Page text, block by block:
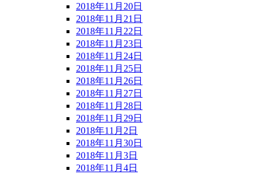
2018年11月20日
2018年11月21日
2018年11月22日
2018年11月23日
2018年11月24日
2018年11月25日
2018年11月26日
2018年11月27日
2018年11月28日
2018年11月29日
2018年11月2日
2018年11月30日
2018年11月3日
2018年11月4日